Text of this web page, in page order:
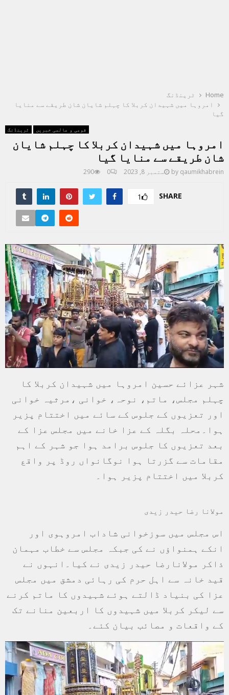
Home
ٹرینڈنگ
امروہا میں شہیدان کربلا کا چہلم شایان شان طریقے سے منایا
گیا
ٹرینڈنگ قومی و عالمی خبریں
امروہا میں شہیدان کربلا کا چہلم شایان
شان طریقے سے منایا گیا
by qaumikhabrein ستمبر 8, 2023 0
290
SHARE
1
شہر عزائے حسین امروہا میں شہیدان کربلا کا
چہلم مجلس، ماتم، نوحہ، خوانی ،مرثیہ خوانی
اور تعزیوں کے جلوس کے سائے میں اختتام پزیر
ہوا۔محلہ بگلہ کے عزا خانے میں مجلس عزا کے
بعد تعزیوں کا جلوس برامد ہوا جو شہر کے اہم
مقامات سے گزرتا ہوا نوگانواں روڈ پر واقع
کربلا میں اختتام پزیر ہوا۔
مولانا رضا حیدر زیدی
اس مجلس میں سوزخوانی شاداب امروہوی اور
انکے ہمنواؤں نے کی جبکہ مجلس سے خطاب مہمان
ذاکر مولانارضا حیدر زیدی نے کیا۔انہوں نے
قید خانہ سے اہل حرم کی رہائی دمشق میں مجلس
عزا کی بنیاد ڈالتے ہوئے شہیدوں کا ماتم کرنے
سے لیکر کربلا میں شہیدوں کا اربعین منانے تک
کے واقعات و مصائب بیان کئے۔